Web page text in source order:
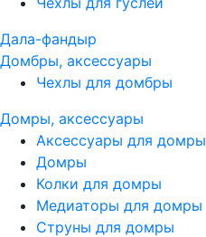
Дала-фандыр
Домбры, аксессуары
Чехлы для домбры
Домры, аксессуары
Аксессуары для домры
Домры
Колки для домры
Медиаторы для домры
Струны для домры